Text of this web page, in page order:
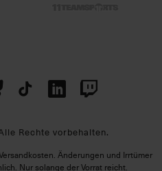
Rechte vorbehalten.
Änderungen und Irrtümer
Nur solange der Vorrat reicht.